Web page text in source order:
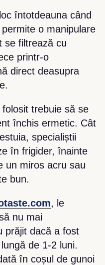
întotdeauna când
o manipulare
se filtrează cu
printr-o
direct deasupra
trebuie să se
închis ermetic. Cât
specialiștii
în frigider, înainte
un miros acru sau
bun.
, le
nu mai
prăjit dacă a fost
de 1-2 luni.
în coșul de gunoi